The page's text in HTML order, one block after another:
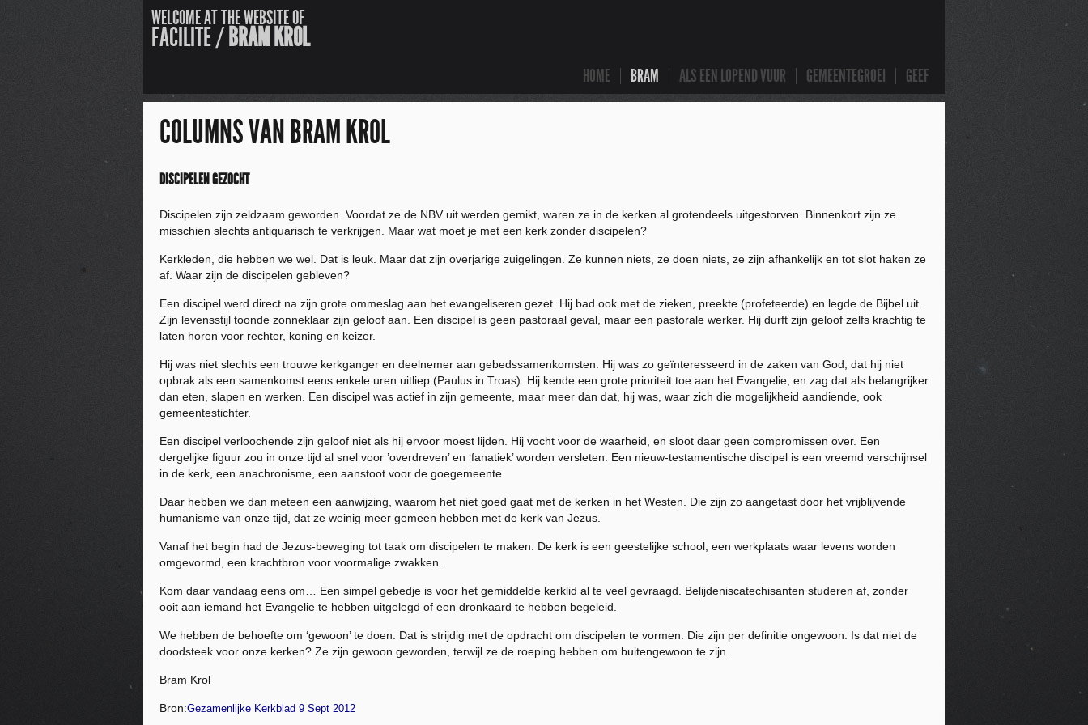
WELCOME AT THE WEBSITE OF
FACILITE / BRAM KROL
HOME BRAM ALS EEN LOPEND VUUR GEMEENTEGROEI GEEF
COLUMNS VAN BRAM KROL
DISCIPELEN GEZOCHT
Discipelen zijn zeldzaam geworden. Voordat ze de NBV uit werden gemikt, waren ze in de kerken al grotendeels uitgestorven. Binnenkort zijn ze
misschien slechts antiquarisch te verkrijgen. Maar wat moet je met een kerk zonder discipelen?
Kerkleden, die hebben we wel. Dat is leuk. Maar dat zijn overjarige zuigelingen. Ze kunnen niets, ze doen niets, ze zijn afhankelijk en tot slot haken ze
af. Waar zijn de discipelen gebleven?
Een discipel werd direct na zijn grote ommeslag aan het evangeliseren gezet. Hij bad ook met de zieken, preekte (profeteerde) en legde de Bijbel uit.
Zijn levensstijl toonde zonneklaar zijn geloof aan. Een discipel is geen pastoraal geval, maar een pastorale werker. Hij durft zijn geloof zelfs krachtig te
laten horen voor rechter, koning en keizer.
Hij was niet slechts een trouwe kerkganger en deelnemer aan gebedssamenkomsten. Hij was zo geïnteresseerd in de zaken van God, dat hij niet
opbrak als een samenkomst eens enkele uren uitliep (Paulus in Troas). Hij kende een grote prioriteit toe aan het Evangelie, en zag dat als belangrijker
dan eten, slapen en werken. Een discipel was actief in zijn gemeente, maar meer dan dat, hij was, waar zich die mogelijkheid aandiende, ook
gemeentestichter.
Een discipel verloochende zijn geloof niet als hij ervoor moest lijden. Hij vocht voor de waarheid, en sloot daar geen compromissen over. Een
dergelijke figuur zou in onze tijd al snel voor ’overdreven’ en ‘fanatiek’ worden versleten. Een nieuw-testamentische discipel is een vreemd verschijnsel
in de kerk, een anachronisme, een aanstoot voor de goegemeente.
Daar hebben we dan meteen een aanwijzing, waarom het niet goed gaat met de kerken in het Westen. Die zijn zo aangetast door het vrijblijvende
humanisme van onze tijd, dat ze weinig meer gemeen hebben met de kerk van Jezus.
Vanaf het begin had de Jezus-beweging tot taak om discipelen te maken. De kerk is een geestelijke school, een werkplaats waar levens worden
omgevormd, een krachtbron voor voormalige zwakken.
Kom daar vandaag eens om… Een simpel gebedje is voor het gemiddelde kerklid al te veel gevraagd. Belijdeniscatechisanten studeren af, zonder
ooit aan iemand het Evangelie te hebben uitgelegd of een dronkaard te hebben begeleid.
We hebben de behoefte om ‘gewoon’ te doen. Dat is strijdig met de opdracht om discipelen te vormen. Die zijn per definitie ongewoon. Is dat niet de
doodsteek voor onze kerken? Ze zijn gewoon geworden, terwijl ze de roeping hebben om buitengewoon te zijn.
Bram Krol
Bron:Gezamenlijke Kerkblad 9 Sept 2012